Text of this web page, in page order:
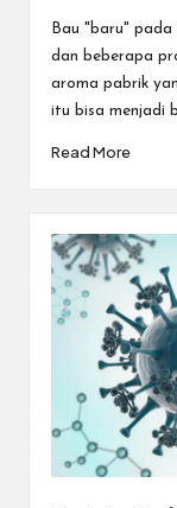
Bau "baru" pada
dan beberapa
aroma pabrik
itu bisa menjadi
Read More